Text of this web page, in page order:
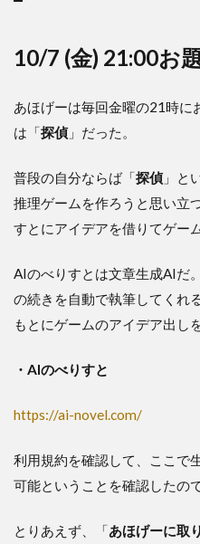
10/7 (金) 21:00お
あほげーは毎回金曜の21時に
は「探偵」だった。
普段の自分ならば「探偵」と
推理ゲームを作ろうと思い立
すとにアイデアを借りてゲー
AIのべりすとは文章生成AIだ
の続きを自動で執筆してくれ
もとにゲームのアイデア出し
・AIのべりすと
https://ai-novel.com/
利用規約を確認して、ここで
可能ということを確認したの
とりあえず、「あほげーに取